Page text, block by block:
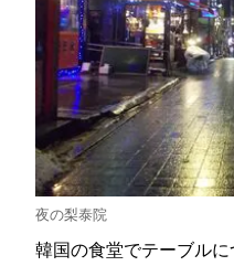
夜の梨泰院
韓国の食堂でテーブル